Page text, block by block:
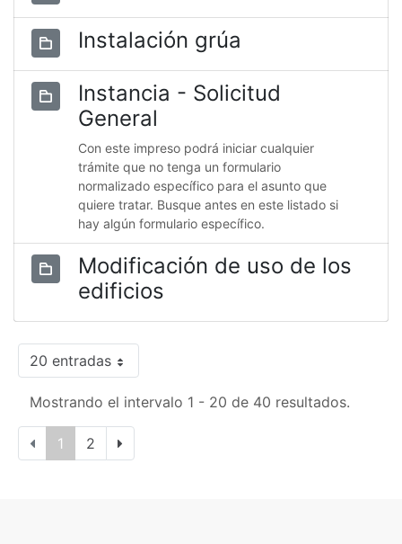
Instalación grúa
Instancia - Solicitud
General
Con este impreso podrá iniciar cualquier
trámite que no tenga un formulario
normalizado específico para el asunto que
quiere tratar. Busque antes en este listado si
hay algún formulario específico.
Modificación de uso de los
edificios
20 entradas
Mostrando el intervalo 1 - 20 de 40 resultados.
1 2